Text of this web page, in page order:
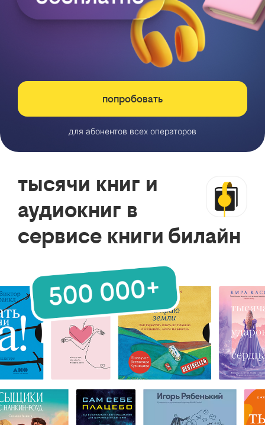
попробовать
для абонентов всех операторов
тысячи книг и
аудиокниг в
сервисе книги билайн